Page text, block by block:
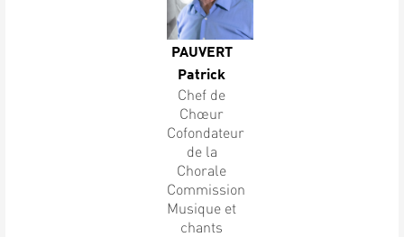
PAUVERT
Patrick
Chef de
Chœur
Cofondateur
de la
Chorale
Commission
Musique et
chants